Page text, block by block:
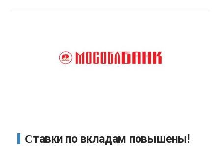
Ставки по вкладам повышены!